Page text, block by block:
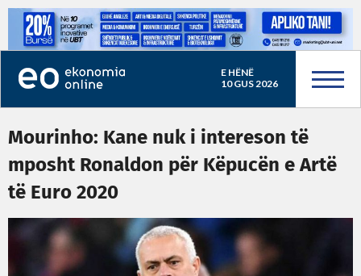
E HËNË
10 GUS 2026
Mourinho: Kane nuk i intereson të
mposht Ronaldon për Këpucën e Artë
të Euro 2020